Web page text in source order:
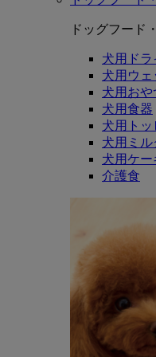
ドッグフード
犬用ドラ
犬用ウ
犬用おや
犬用食器
犬用トッ
犬用ミル
犬用ケー
介護食